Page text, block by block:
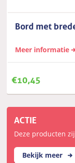
Bord met
Meer informatie
€10,45
ACTIE
Deze producten
Bekijk meer